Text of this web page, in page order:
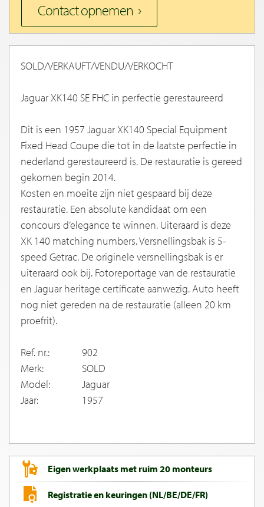
Contact opnemen
SOLD/VERKAUFT/VENDU/VERKOCHT
Jaguar XK140 SE FHC in perfectie gerestaureerd
Dit is een 1957 Jaguar XK140 Special Equipment
Fixed Head Coupe die tot in de laatste perfectie in
nederland gerestaureerd is. De restauratie is gereed
gekomen begin 2014.
Kosten en moeite zijn niet gespaard bij deze
restauratie. Een absolute kandidaat om een
concours d’elegance te winnen. Uiteraard is deze
XK 140 matching numbers. Versnellingsbak is 5-
speed Getrac. De originele versnellingsbak is er
uiteraard ook bij. Fotoreportage van de restauratie
en Jaguar heritage certificate aanwezig. Auto heeft
nog niet gereden na de restauratie (alleen 20 km
proefrit).
Ref. nr.:
902
Merk:
SOLD
Model:
Jaguar
Jaar:
1957
Eigen werkplaats met ruim 20 monteurs
Registratie en keuringen (NL/BE/DE/FR)